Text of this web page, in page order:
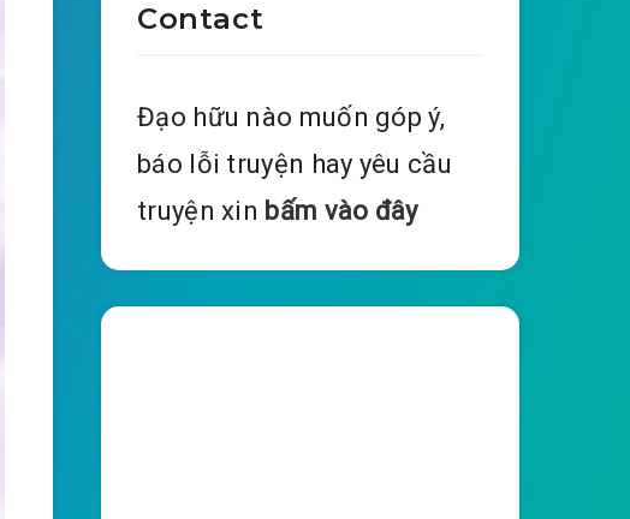
Contact
Đạo hữu nào muốn góp ý,
báo lỗi truyện hay yêu cầu
truyện xin bấm vào đây